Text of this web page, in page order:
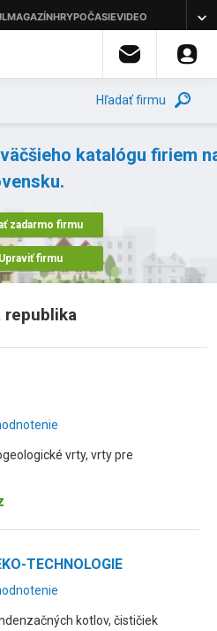
Hľadať firmu
katalógu firiem
zadarmo firmu
Upraviť firmu
republika
vrty, vrty pre
TECHNOLOGIE
kotlov, čističiek